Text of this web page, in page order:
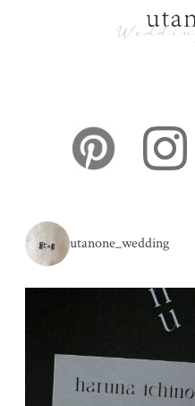
utanone_wedding